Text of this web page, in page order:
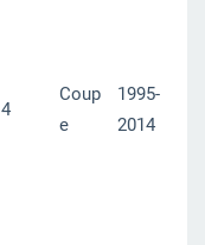
4
Coup
e
1995-
2014